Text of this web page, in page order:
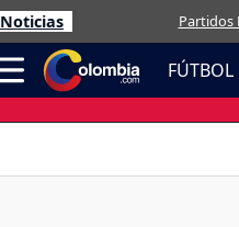
Noticias Partidos
FÚTBOL